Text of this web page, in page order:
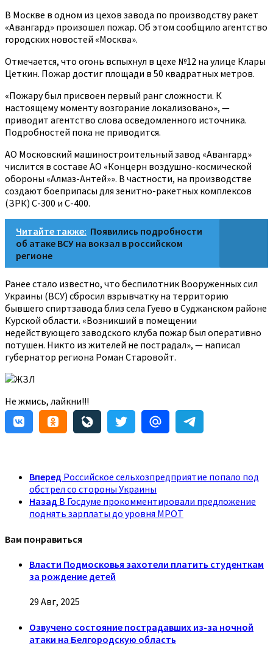
В Москве в одном из цехов завода по производству ракет
«Авангард» произошел пожар. Об этом сообщило агентство
городских новостей «Москва».
Отмечается, что огонь вспыхнул в цехе №12 на улице Клары
Цеткин. Пожар достиг площади в 50 квадратных метров.
«Пожару был присвоен первый ранг сложности. К
настоящему моменту возгорание локализовано», —
приводит агентство слова осведомленного источника.
Подробностей пока не приводится.
АО Московский машиностроительный завод «Авангард»
числится в составе АО «Концерн воздушно-космической
обороны «Алмаз-Антей»». В частности, на производстве
создают боеприпасы для зенитно-ракетных комплексов
(ЗРК) С-300 и С-400.
Читайте также: Появились подробности
об атаке ВСУ на вокзал в российском
регионе
Ранее стало известно, что беспилотник Вооруженных сил
Украины (ВСУ) сбросил взрывчатку на территорию
бывшего спиртзавода близ села Гуево в Суджанском районе
Курской области. «Возникший в помещении
недействующего заводского клуба пожар был оперативно
потушен. Никто из жителей не пострадал», — написал
губернатор региона Роман Старовойт.
ЖЗЛ
Не жмись, лайкни!!!
Вперед Российское сельхозпредприятие попало под
обстрел со стороны Украины
Назад В Госдуме прокомментировали предложение
поднять зарплаты до уровня МРОТ
Вам понравиться
Власти Подмосковья захотели платить студенткам
за рождение детей
29 Авг, 2025
Озвучено состояние пострадавших из-за ночной
атаки на Белгородскую область